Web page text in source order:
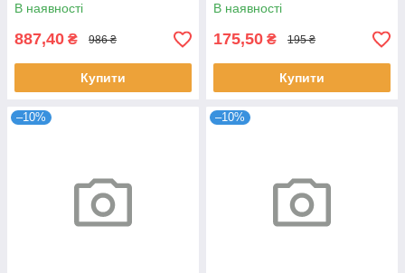
В наявності
887,40 ₴ 986 ₴
Купити
В наявності
175,50 ₴ 195 ₴
Купити
–10% –10%